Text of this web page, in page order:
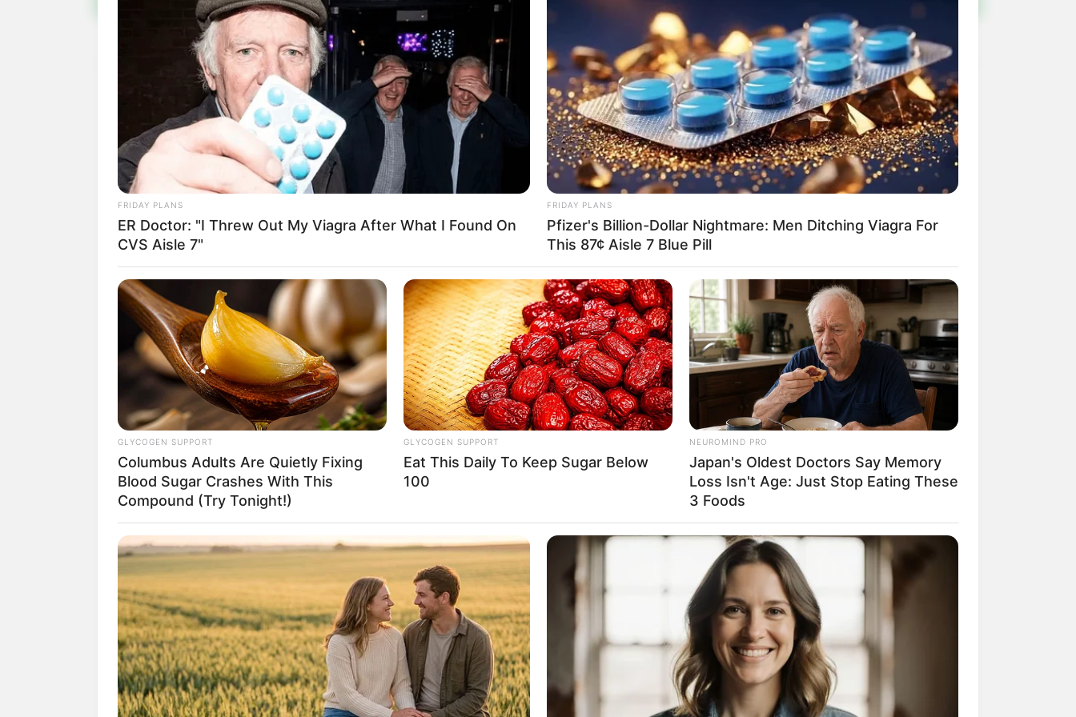
FRIDAY PLANS
ER Doctor: "I Threw Out My Viagra After What I Found On
CVS Aisle 7"
FRIDAY PLANS
Pfizer's Billion-Dollar Nightmare: Men Ditching Viagra For
This 87¢ Aisle 7 Blue Pill
GLYCOGEN SUPPORT
Columbus Adults Are Quietly Fixing
Blood Sugar Crashes With This
Compound (Try Tonight!)
GLYCOGEN SUPPORT
Eat This Daily To Keep Sugar Below
100
NEUROMIND PRO
Japan's Oldest Doctors Say Memory
Loss Isn't Age: Just Stop Eating These
3 Foods